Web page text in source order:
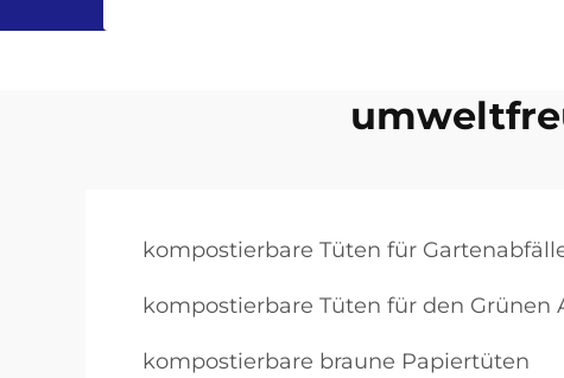
kompostierbare Tüten für
kompostierbare Tüten für den Grünen
kompostierbare braune Papiertüten